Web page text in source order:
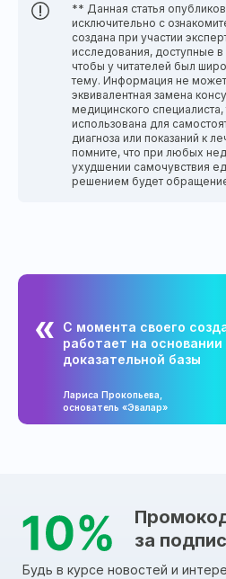
** Данная статья
исключительно с
создана при участии
исследования, доступные в
чтобы у читателей был
тему. Информация не может
эквивалентная замена
медицинского
использована для
диагноза или показаний к
помните, что при любых
ухудшении самочувствия
решением будет
С момента своего
работает на
доказательной базы
Лариса Прокопьева,
основатель «Эвалар»
за
Будь в курсе новостей и